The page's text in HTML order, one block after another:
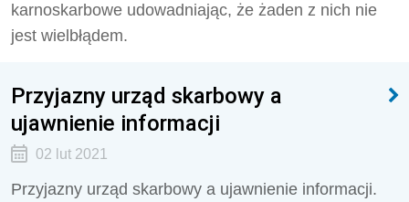
karnoskarbowe udowadniając, że żaden z nich nie
jest wielbłądem.
Przyjazny urząd skarbowy a
ujawnienie informacji
02 lut 2021
Przyjazny urząd skarbowy a ujawnienie informacji.